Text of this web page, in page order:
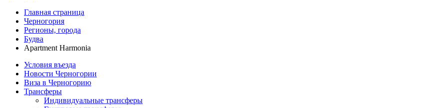
Главная страница
Черногория
Регионы, города
Будва
Apartment Harmonia
Условия въезда
Новости Черногории
Виза в Черногорию
Трансферы
Индивидуальные трансферы